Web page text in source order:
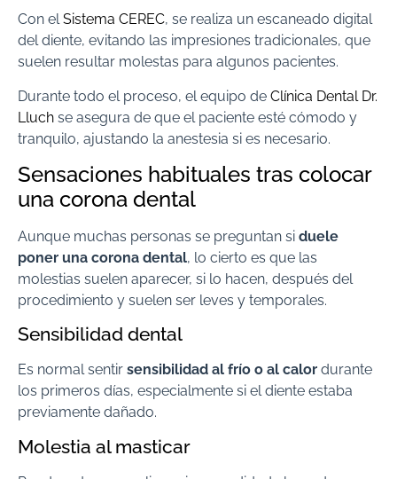
Con elSistema CEREC, se realiza un escaneado digital
del diente, evitando las impresiones tradicionales, que
suelen resultar molestas para algunos pacientes.
Durante todo el proceso, el equipo de Clínica Dental Dr.
Lluch se asegura de que el paciente esté cómodo y
tranquilo, ajustando la anestesia si es necesario.
Sensaciones habituales tras colocar
una corona dental
Aunque muchas personas se preguntan si duele
poner una corona dental, lo cierto es que las
molestias suelen aparecer, si lo hacen, después del
procedimiento y suelen ser leves y temporales.
Sensibilidad dental
Es normal sentir sensibilidad al frío o al calor durante
los primeros días, especialmente si el diente estaba
previamente dañado.
Molestia al masticar